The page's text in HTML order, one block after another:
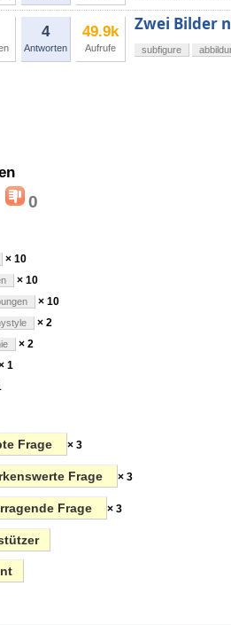
4
Antworten
49.9k
Aufrufe
Zwei Bilder
subfigure
0
× 10
× 10
× 10
× 2
× 2
1
Frage × 3
Frage × 3
Frage × 3